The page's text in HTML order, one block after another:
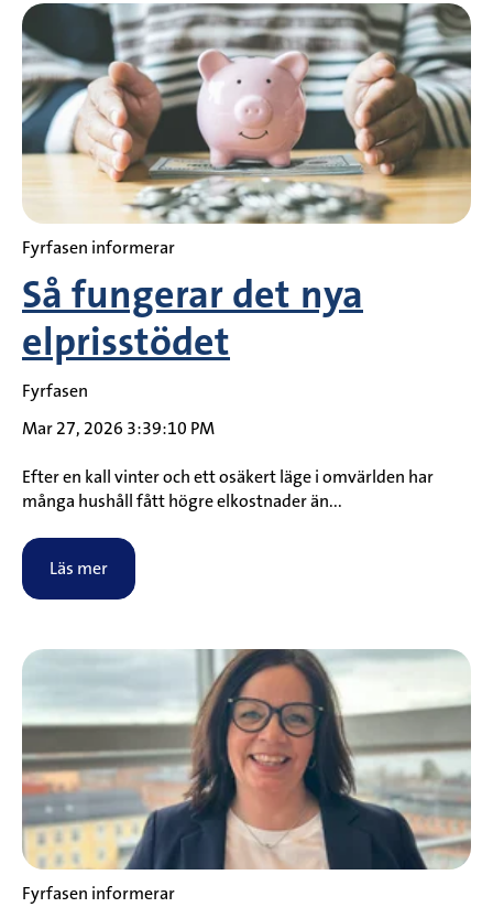
Fyrfasen informerar
Så fungerar det nya
elprisstödet
Fyrfasen
Mar 27, 2026 3:39:10 PM
Efter en kall vinter och ett osäkert läge i omvärlden har
många hushåll fått högre elkostnader än...
Läs mer
Fyrfasen informerar